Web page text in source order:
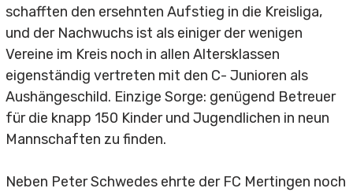
Zumba
Zumba Step
Zumba Kids
schafften den ersehnten Aufstieg in die Kreisliga,
und der Nachwuchs ist als einiger der wenigen
Vereine im Kreis noch in allen Altersklassen
eigenständig vertreten mit den C- Junioren als
Aushängeschild. Einzige Sorge: genügend Betreuer
für die knapp 150 Kinder und Jugendlichen in neun
Mannschaften zu finden.
Neben Peter Schwedes ehrte der FC Mertingen noch